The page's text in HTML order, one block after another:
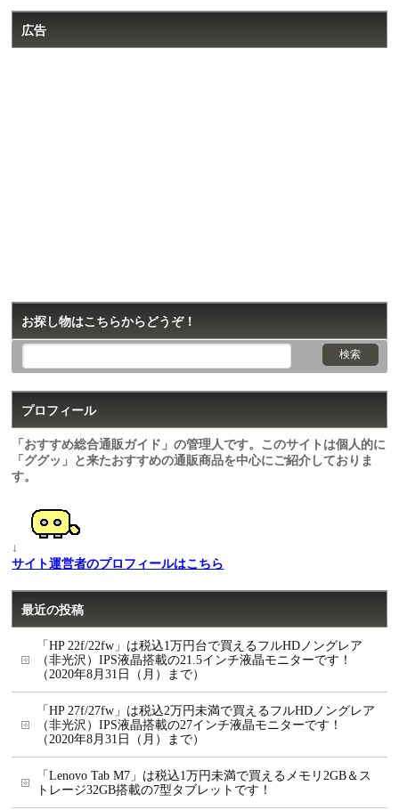
広告
お探し物はこちらからどうぞ！
プロフィール
「おすすめ総合通販ガイド」の管理人です。このサイトは個人的に
「ググッ」と来たおすすめの通販商品を中心にご紹介しておりま
す。
↓
サイト運営者のプロフィールはこちら
最近の投稿
「HP 22f/22fw」は税込1万円台で買えるフルHDノングレア
（非光沢）IPS液晶搭載の21.5インチ液晶モニターです！
（2020年8月31日（月）まで）
「HP 27f/27fw」は税込2万円未満で買えるフルHDノングレア
（非光沢）IPS液晶搭載の27インチ液晶モニターです！
（2020年8月31日（月）まで）
「Lenovo Tab M7」は税込1万円未満で買えるメモリ2GB＆ス
トレージ32GB搭載の7型タブレットです！